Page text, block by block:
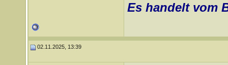
Es handelt vom
02.11.2025, 13:39